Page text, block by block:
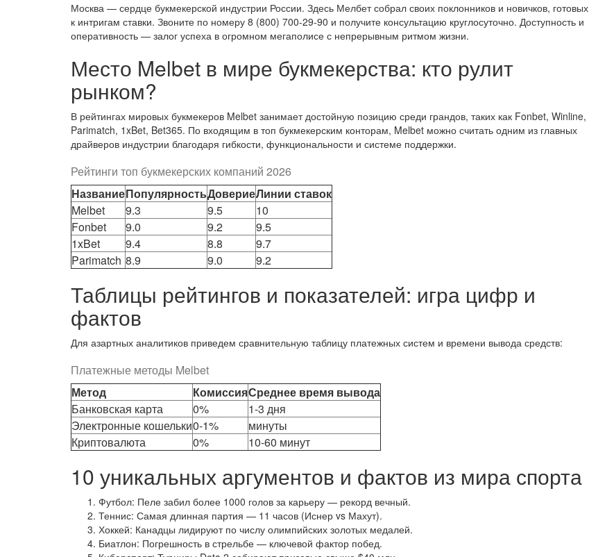
Москва — сердце букмекерской индустрии России. Здесь Мелбет собрал своих поклонников и новичков, готовых
к интригам ставки. Звоните по номеру 8 (800) 700-29-90 и получите консультацию круглосуточно. Доступность и
оперативность — залог успеха в огромном мегаполисе с непрерывным ритмом жизни.
Место Melbet в мире букмекерства: кто рулит
рынком?
В рейтингах мировых букмекеров Melbet занимает достойную позицию среди грандов, таких как Fonbet, Winline,
Parimatch, 1xBet, Bet365. По входящим в топ букмекерским конторам, Melbet можно считать одним из главных
драйверов индустрии благодаря гибкости, функциональности и системе поддержки.
Рейтинги топ букмекерских компаний 2026
НазваниеПопулярностьДовериеЛинии ставок
Melbet
9.3 9.5
10
Fonbet
9.0 9.2
9.5
1xBet
9.4 8.8
9.7
Parimatch 8.9 9.0 9.2
Таблицы рейтингов и показателей: игра цифр и
фактов
Для азартных аналитиков приведем сравнительную таблицу платежных систем и времени вывода средств:
Платежные методы Melbet
Метод
КомиссияСреднее время вывода
Банковская карта
0%
1-3 дня
Электронные кошельки0-1%
минуты
Криптовалюта
0% 10-60 минут
10 уникальных аргументов и фактов из мира спорта
Футбол: Пеле забил более 1000 голов за карьеру — рекорд вечный.
Теннис: Самая длинная партия — 11 часов (Иснер vs Махут).
Хоккей: Канадцы лидируют по числу олимпийских золотых медалей.
Биатлон: Погрешность в стрельбе — ключевой фактор побед.